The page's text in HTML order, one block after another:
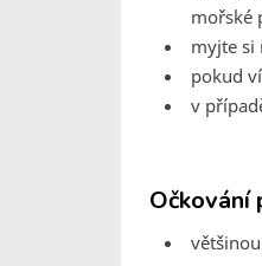
mořské
myjte si
pokud
v
Očkování